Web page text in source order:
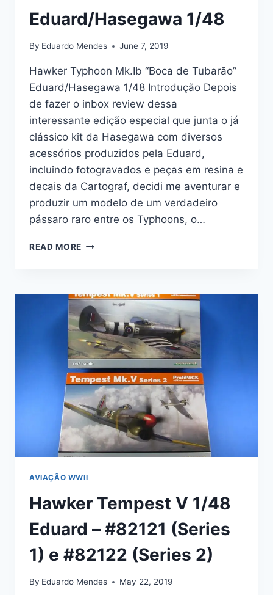
Eduard/Hasegawa 1/48
By Eduardo Mendes June 7, 2019
Hawker Typhoon Mk.Ib “Boca de Tubarão”
Eduard/Hasegawa 1/48 Introdução Depois
de fazer o inbox review dessa
interessante edição especial que junta o já
clássico kit da Hasegawa com diversos
acessórios produzidos pela Eduard,
incluindo fotogravados e peças em resina e
decais da Cartograf, decidi me aventurar e
produzir um modelo de um verdadeiro
pássaro raro entre os Typhoons, o…
READ MORE HAWKER
DE
TUBARÃO”
EDUARD/HASEGAWA
1/48
AVIAÇÃO WWII
Hawker Tempest V 1/48
Eduard – #82121 (Series
1) e #82122 (Series 2)
By Eduardo Mendes May 22, 2019